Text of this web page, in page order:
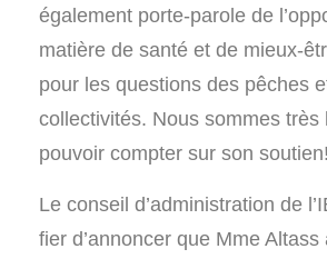
également porte-parole de
matière de santé et de mieux-
pour les questions des pêches
collectivités. Nous sommes très
pouvoir compter sur son soutien!
Le conseil d’administration de
fier d’annoncer que Mme Altass